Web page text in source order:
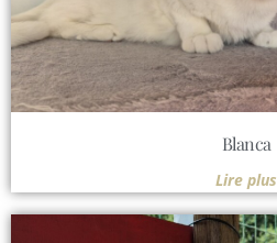
Blanca
Lire plus